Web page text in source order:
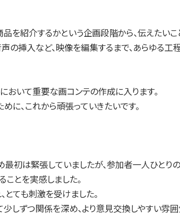
を紹介するかという企画段階から、伝えたい
の挿入など、映像を編集するまで、あらゆる工
おいて重要な画コンテの作成に入ります。
に、これから頑張っていきたいです。
最初は緊張していましたが、参加者一人ひとり
とを実感しました。
とても刺激を受けました。
しずつ関係を深め、より意見交換しやすい雰